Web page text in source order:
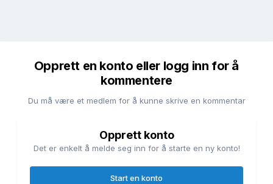
Opprett en konto eller logg inn for å
kommentere
Du må være et medlem for å kunne skrive en kommentar
Opprett konto
Det er enkelt å melde seg inn for å starte en ny konto!
Start en konto